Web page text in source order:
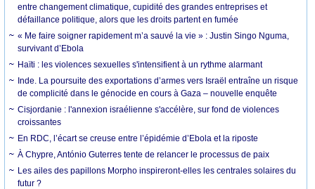
entre changement climatique, cupidité des grandes entreprises et
défaillance politique, alors que les droits partent en fumée
« Me faire soigner rapidement m’a sauvé la vie » : Justin Singo Nguma,
survivant d’Ebola
Haïti : les violences sexuelles s'intensifient à un rythme alarmant
Inde. La poursuite des exportations d’armes vers Israël entraîne un risque
de complicité dans le génocide en cours à Gaza – nouvelle enquête
Cisjordanie : l'annexion israélienne s'accélère, sur fond de violences
croissantes
En RDC, l’écart se creuse entre l’épidémie d’Ebola et la riposte
À Chypre, António Guterres tente de relancer le processus de paix
Les ailes des papillons Morpho inspireront-elles les centrales solaires du
futur ?